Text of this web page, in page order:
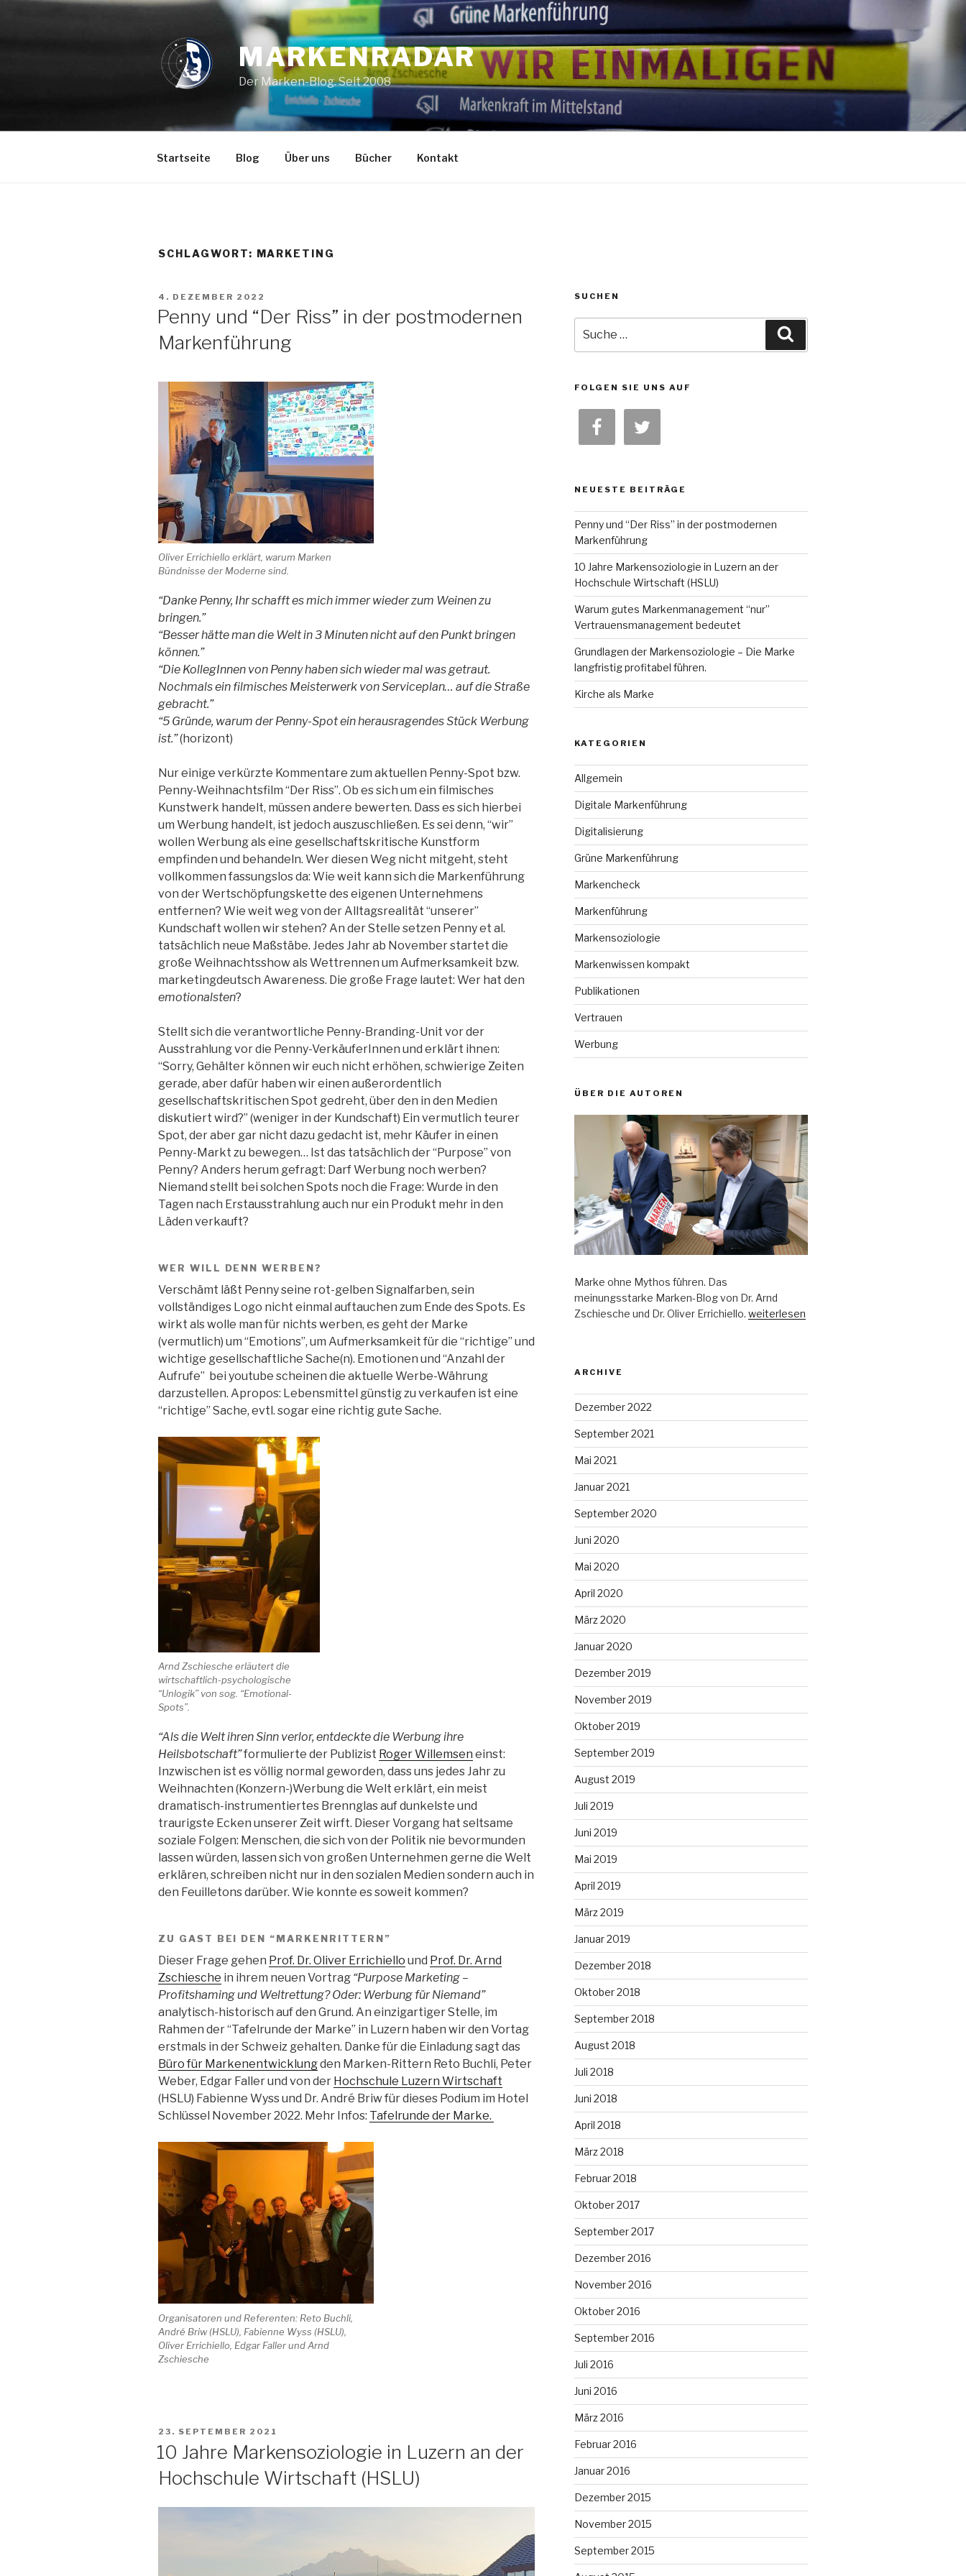
MARKENRADAR
Der Marken-Blog. Seit 2008
Startseite Blog Über uns Bücher Kontakt
SCHLAGWORT: MARKETING
VERÖFFENTLICHT
AM
4. DEZEMBER 2022
Penny und “Der Riss” in der postmodernen
Markenführung
Oliver Errichiello erklärt, warum Marken
Bündnisse der Moderne sind.
“Danke Penny, Ihr schafft es mich immer wieder zum Weinen zu
bringen.”
“Besser hätte man die Welt in 3 Minuten nicht auf den Punkt bringen
können.”
“Die KollegInnen von Penny haben sich wieder mal was getraut.
Nochmals ein filmisches Meisterwerk von Serviceplan… auf die Straße
gebracht.”
“5 Gründe, warum der Penny-Spot ein herausragendes Stück Werbung
ist.”(horizont)
Nur einige verkürzte Kommentare zum aktuellen Penny-Spot bzw.
Penny-Weihnachtsfilm “Der Riss”. Ob es sich um ein filmisches
Kunstwerk handelt, müssen andere bewerten. Dass es sich hierbei
um Werbung handelt, ist jedoch auszuschließen. Es sei denn, “wir”
wollen Werbung als eine gesellschaftskritische Kunstform
empfinden und behandeln. Wer diesen Weg nicht mitgeht, steht
vollkommen fassungslos da: Wie weit kann sich die Markenführung
von der Wertschöpfungskette des eigenen Unternehmens
entfernen? Wie weit weg von der Alltagsrealität “unserer”
Kundschaft wollen wir stehen? An der Stelle setzen Penny et al.
tatsächlich neue Maßstäbe. Jedes Jahr ab November startet die
große Weihnachtsshow als Wettrennen um Aufmerksamkeit bzw.
marketingdeutsch Awareness. Die große Frage lautet: Wer hat den
emotionalsten?
Stellt sich die verantwortliche Penny-Branding-Unit vor der
Ausstrahlung vor die Penny-VerkäuferInnen und erklärt ihnen:
“Sorry, Gehälter können wir euch nicht erhöhen, schwierige Zeiten
gerade, aber dafür haben wir einen außerordentlich
gesellschaftskritischen Spot gedreht, über den in den Medien
diskutiert wird?” (weniger in der Kundschaft) Ein vermutlich teurer
Spot, der aber gar nicht dazu gedacht ist, mehr Käufer in einen
Penny-Markt zu bewegen… Ist das tatsächlich der “Purpose” von
Penny? Anders herum gefragt: Darf Werbung noch werben?
Niemand stellt bei solchen Spots noch die Frage: Wurde in den
Tagen nach Erstausstrahlung auch nur ein Produkt mehr in den
Läden verkauft?
WER WILL DENN WERBEN?
Verschämt läßt Penny seine rot-gelben Signalfarben, sein
vollständiges Logo nicht einmal auftauchen zum Ende des Spots. Es
wirkt als wolle man für nichts werben, es geht der Marke
(vermutlich) um “Emotions”, um Aufmerksamkeit für die “richtige” und
wichtige gesellschaftliche Sache(n). Emotionen und “Anzahl der
Aufrufe” bei youtube scheinen die aktuelle Werbe-Währung
darzustellen. Apropos: Lebensmittel günstig zu verkaufen ist eine
“richtige” Sache, evtl. sogar eine richtig gute Sache.
Arnd Zschiesche erläutert die
wirtschaftlich-psychologische
“Unlogik” von sog. “Emotional-
Spots”.
“Als die Welt ihren Sinn verlor, entdeckte die Werbung ihre
Heilsbotschaft”formulierte der Publizist Roger Willemsen einst:
Inzwischen ist es völlig normal geworden, dass uns jedes Jahr zu
Weihnachten (Konzern-)Werbung die Welt erklärt, ein meist
dramatisch-instrumentiertes Brennglas auf dunkelste und
traurigste Ecken unserer Zeit wirft. Dieser Vorgang hat seltsame
soziale Folgen: Menschen, die sich von der Politik nie bevormunden
lassen würden, lassen sich von großen Unternehmen gerne die Welt
erklären, schreiben nicht nur in den sozialen Medien sondern auch in
den Feuilletons darüber. Wie konnte es soweit kommen?
ZU GAST BEI DEN “MARKENRITTERN”
Dieser Frage gehen Prof. Dr. Oliver Errichiello und Prof. Dr. Arnd
Zschiesche in ihrem neuen Vortrag “Purpose Marketing –
Profitshaming und Weltrettung? Oder: Werbung für Niemand”
analytisch-historisch auf den Grund. An einzigartiger Stelle, im
Rahmen der “Tafelrunde der Marke” in Luzern haben wir den Vortag
erstmals in der Schweiz gehalten. Danke für die Einladung sagt das
Büro für Markenentwicklungden Marken-Rittern Reto Buchli, Peter
Weber, Edgar Faller und von der Hochschule Luzern Wirtschaft
(HSLU) Fabienne Wyss und Dr. André Briw für dieses Podium im Hotel
Schlüssel November 2022. Mehr Infos: Tafelrunde der Marke.
Organisatoren und Referenten: Reto Buchli,
André Briw (HSLU), Fabienne Wyss (HSLU),
Oliver Errichiello, Edgar Faller und Arnd
Zschiesche
VERÖFFENTLICHT
AM
23. SEPTEMBER 2021
10 Jahre Markensoziologie in Luzern an der
Hochschule Wirtschaft (HSLU)
SUCHEN
nach:
FOLGEN SIE UNS AUF
NEUESTE BEITRÄGE
Penny und “Der Riss” in der postmodernen
Markenführung
10 Jahre Markensoziologie in Luzern an der
Hochschule Wirtschaft (HSLU)
Warum gutes Markenmanagement “nur”
Vertrauensmanagement bedeutet
Grundlagen der Markensoziologie – Die Marke
langfristig profitabel führen.
Kirche als Marke
KATEGORIEN
Allgemein
Digitale Markenführung
Digitalisierung
Grüne Markenführung
Markencheck
Markenführung
Markensoziologie
Markenwissen kompakt
Publikationen
Vertrauen
Werbung
ÜBER DIE AUTOREN
Marke ohne Mythos führen. Das
meinungsstarke Marken-Blog von Dr. Arnd
Zschiesche und Dr. Oliver Errichiello. weiterlesen
ARCHIVE
Dezember 2022
September 2021
Mai 2021
Januar 2021
September 2020
Juni 2020
Mai 2020
April 2020
März 2020
Januar 2020
Dezember 2019
November 2019
Oktober 2019
September 2019
August 2019
Juli 2019
Juni 2019
Mai 2019
April 2019
März 2019
Januar 2019
Dezember 2018
Oktober 2018
September 2018
August 2018
Juli 2018
Juni 2018
April 2018
März 2018
Februar 2018
Oktober 2017
September 2017
Dezember 2016
November 2016
Oktober 2016
September 2016
Juli 2016
Juni 2016
März 2016
Februar 2016
Januar 2016
Dezember 2015
November 2015
September 2015